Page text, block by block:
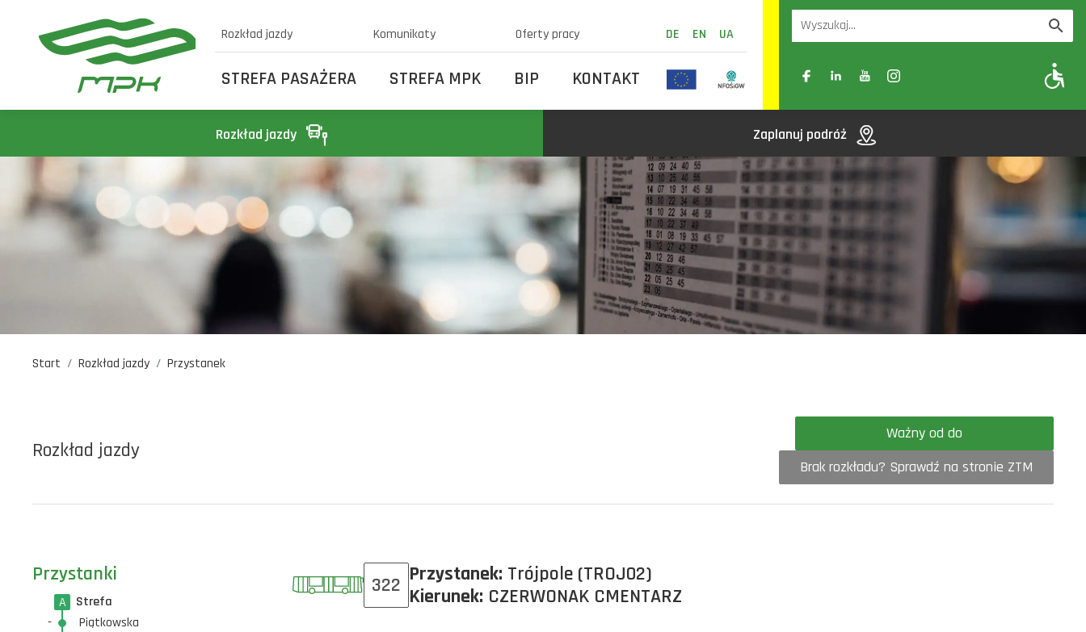
Rozkład jazdy Komunikaty Oferty pracy DE EN UA
STREFA PASAŻERA STREFA MPK BIP KONTAKT A- A A+
Rozkład jazdy Zaplanuj podróż
Start Rozkład jazdy Przystanek
Rozkład jazdy
Ważny od do
Brak rozkładu? Sprawdź na stronie ZTM
Przystanki
A
Strefa
-
Piątkowska
322 Przystanek: Trójpole (TROJ02)
Kierunek: CZERWONAK CMENTARZ